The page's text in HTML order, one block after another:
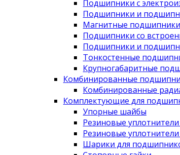
Подшипники с
Подшипники и
Магнитные подшипники
Подшипники со
Подшипники и
Тонкостенные
Крупногабаритные
Комбинированные
Комбинированные
Комплектующие для
Упорные шайбы
Резиновые
Резиновые
Шарики для